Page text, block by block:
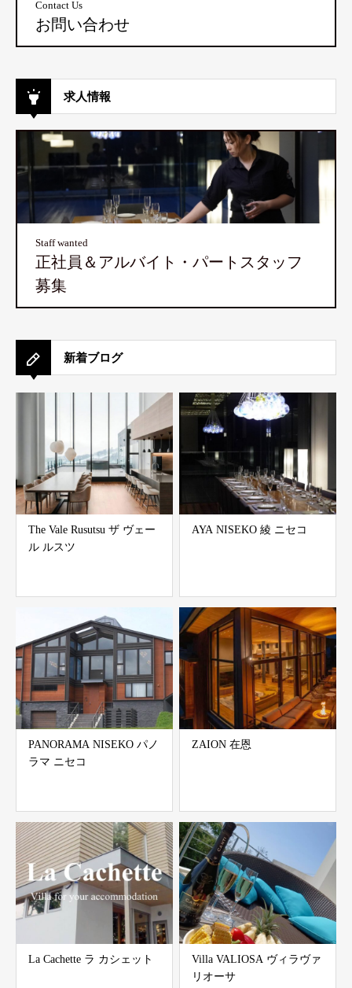
Contact Us
お問い合わせ
求人情報
Staff wanted
正社員＆アルバイト・パートスタッフ
募集
新着ブログ
The Vale Rusutsu ザ ヴェー
ル ルスツ
AYA NISEKO 綾 ニセコ
PANORAMA NISEKO パノ
ラマ ニセコ
ZAION 在恩
La Cachette ラ カシェット
Villa VALIOSA ヴィラヴァ
リオーサ